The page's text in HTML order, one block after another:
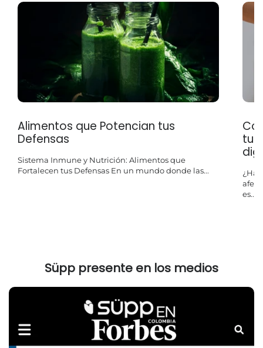
Alimentos que Potencian tus
Defensas
Sistema Inmune y Nutrición: Alimentos que
Fortalecen tus Defensas En un mundo donde las...
es...
Süpp presente en los medios